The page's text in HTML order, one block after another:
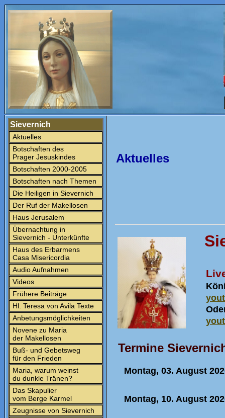
Sievernich
Aktuelles
Botschaften des
Prager Jesuskindes
Botschaften 2000-2005
Botschaften nach Themen
Die Heiligen in Sievernich
Der Ruf der Makellosen
Haus Jerusalem
Übernachtung in
Sievernich - Unterkünfte
Haus des Erbarmens
Casa Misericordia
Audio Aufnahmen
Videos
Frühere Beiträge
Hl. Teresa von Avila Texte
Anbetungsmöglichkeiten
Novene zu Maria
der Makellosen
Buß- und Gebetsweg
für den Frieden
Maria, warum weinst
du dunkle Tränen?
Das Skapulier
vom Berge Karmel
Zeugnisse von Sievernich
Aktuelles
Termine
Montag, 03. August
Montag, 10. August